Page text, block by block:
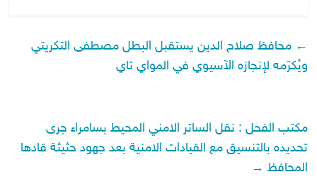
← محافظ صلاح الدين يستقبل البطل مصطفى التكريتي
ويُكرّمه لإنجازه الآسيوي في المواي تاي
مكتب الفحل : نقل الساتر الامني المحيط بسامراء جرى
تحديده بالتنسيق مع القيادات الامنية بعد جهود حثيثة قادها
المحافظ →